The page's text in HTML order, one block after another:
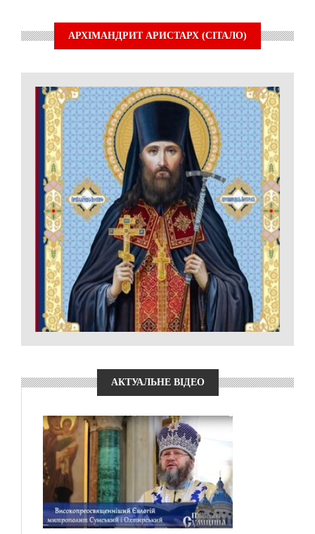
АРХІМАНДРИТ АРИСТАРХ (СІТАЛО)
АКТУАЛЬНЕ ВІДЕО